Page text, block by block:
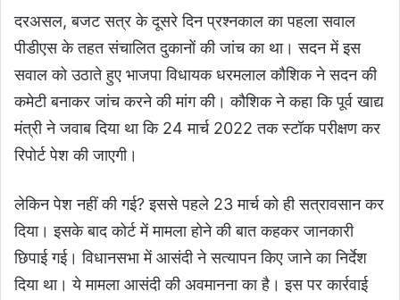
दरअसल, बजट सत्र के दूसरे दिन प्रश्नकाल का पहला सवाल
पीडीएस के तहत संचालित दुकानों की जांच का था। सदन में इस
सवाल को उठाते हुए भाजपा विधायक धरमलाल कौशिक ने सदन की
कमेटी बनाकर जांच करने की मांग की। कौशिक ने कहा कि पूर्व खाद्य
मंत्री ने जवाब दिया था कि 24 मार्च 2022 तक स्टॉक परीक्षण कर
रिपाेर्ट पेश की जाएगी।
लेकिन पेश नहीं की गई? इससे पहले 23 मार्च को ही सत्रावसान कर
दिया। इसके बाद कोर्ट में मामला होने की बात कहकर जानकारी
छिपाई गई। विधानसभा में आसंदी ने सत्यापन किए जाने का निर्देश
दिया था। ये मामला आसंदी की अवमानना का है। इस पर कार्रवाई